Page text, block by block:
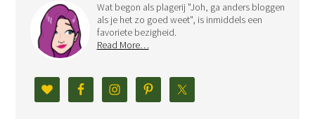
Wat begon als plagerij "Joh, ga anders bloggen
als je het zo goed weet", is inmiddels een
favoriete bezigheid.
Read More…